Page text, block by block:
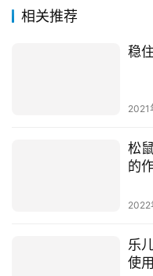
相关推荐
稳
2021
松
的
2022
乐
使